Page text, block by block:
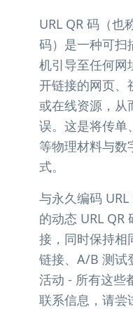
URL QR 码（也
码）是一种可扫
机引导至任何网
开链接的网页、
或在线资源，从
误。这是将传单
等物理材料与数
式。
与永久编码
的动态 URL QR
接，同时保持相
链接、A/B 测试
活动 - 所有这些
联系信息，请尝